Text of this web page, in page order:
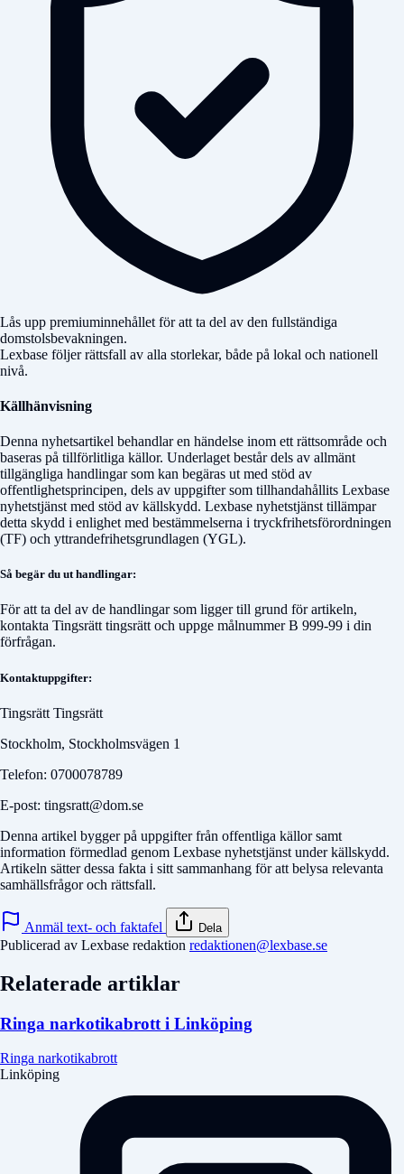
Lås upp premiuminnehållet för att ta del av den fullständiga
domstolsbevakningen.
Lexbase följer rättsfall av alla storlekar, både på lokal och nationell
nivå.
Källhänvisning
Denna nyhetsartikel behandlar en händelse inom ett rättsområde och
baseras på tillförlitliga källor. Underlaget består dels av allmänt
tillgängliga handlingar som kan begäras ut med stöd av
offentlighetsprincipen, dels av uppgifter som tillhandahållits Lexbase
nyhetstjänst med stöd av källskydd. Lexbase nyhetstjänst tillämpar
detta skydd i enlighet med bestämmelserna i tryckfrihetsförordningen
(TF) och yttrandefrihetsgrundlagen (YGL).
Så begär du ut handlingar:
För att ta del av de handlingar som ligger till grund för artikeln,
kontakta Tingsrätt tingsrättoch uppge målnummerB 999-99 i din
förfrågan.
Kontaktuppgifter:
Tingsrätt Tingsrätt
Stockholm, Stockholmsvägen 1
Telefon: 0700078789
E-post: tingsratt@dom.se
Denna artikel bygger på uppgifter från offentliga källor samt
information förmedlad genom Lexbase nyhetstjänst under källskydd.
Artikeln sätter dessa fakta i sitt sammanhang för att belysa relevanta
samhällsfrågor och rättsfall.
Anmäl text- och faktafel Dela
Publicerad av Lexbase redaktion redaktionen@lexbase.se
Relaterade artiklar
Ringa narkotikabrott i Linköping
Ringa narkotikabrott
Linköping